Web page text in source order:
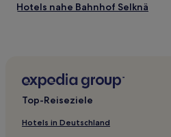
Hotels nahe Bahnhof Selknä
Hotels nahe Oregrunds Golfklubb
Hotels nahe Grabhügel
Landeskreis Uppsala: Hotels
Top-Reiseziele
Hotels in Deutschland